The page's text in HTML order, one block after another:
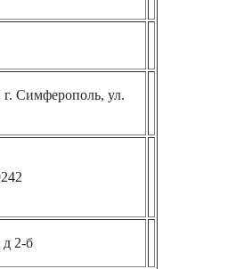
Симферополь, ул.
д 2-б